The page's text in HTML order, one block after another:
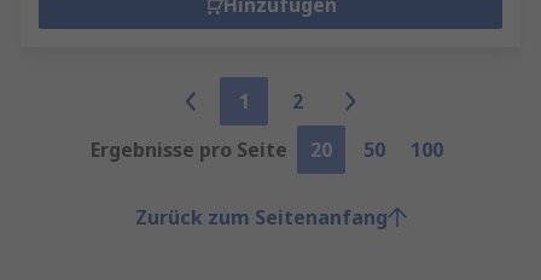
1
2
Ergebnisse pro Seite
20 50 100
Zurück zum Seitenanfang